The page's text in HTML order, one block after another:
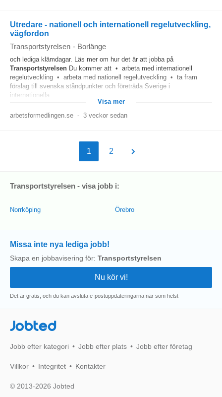
Utredare - nationell och internationell regelutveckling,
vägfordon
Transportstyrelsen - Borlänge
och lediga klämdagar. Läs mer om hur det är att jobba på
Transportstyrelsen Du kommer att • arbeta med internationell
regelutveckling • arbeta med nationell regelutveckling • ta fram
förslag till svenska ståndpunkter och företräda Sverige i
internationella...
Visa mer
arbetsformedlingen.se - 3 veckor sedan
1 2
Transportstyrelsen - visa jobb i:
Norrköping Örebro
Missa inte nya lediga jobb!
Skapa en jobbavisering för: Transportstyrelsen
Det är gratis, och du kan avsluta e-postuppdateringarna när som helst
Jobted
Jobb efter kategori Jobb efter plats Jobb efter företag
Villkor Integritet Kontakter
© 2013-2026 Jobted